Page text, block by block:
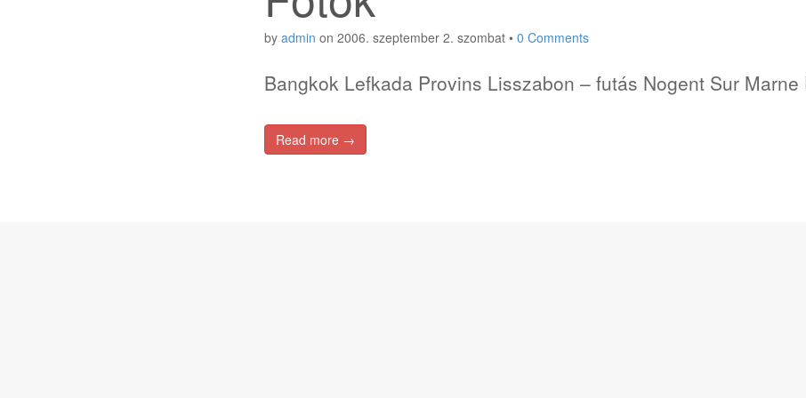
by admin on 2006. szeptember 2. szombat • 0 Comments
Bangkok Lefkada Provins Lisszabon – futás Nogent Sur
Read more →